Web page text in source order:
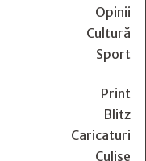
Opinii
Cultură
Sport
Print
Blitz
Caricaturi
Culise